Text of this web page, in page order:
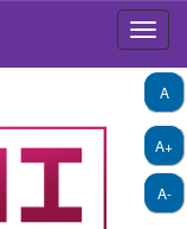
A+
A-
A